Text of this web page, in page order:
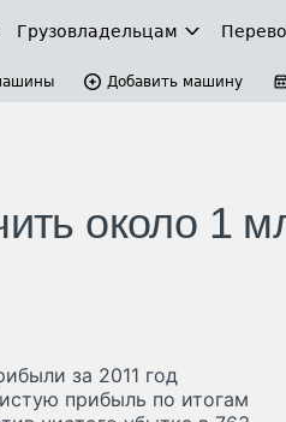
Грузовладельцам
Добавить машину
около 1
за 2011 год
прибыль по итогам